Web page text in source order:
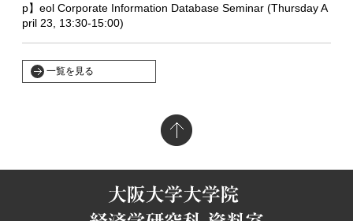
一覧を見る
p】eol Corporate Information Database Seminar (Thursday A
pril 23, 13:30-15:00)